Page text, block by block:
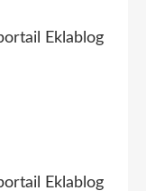
Eklablog
Eklablog